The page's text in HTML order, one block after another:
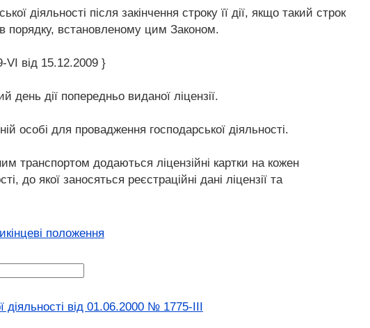
діяльності після закінчення строку її дії, якщо такий строк
в порядку, встановленому цим Законом.
VI від 15.12.2009 }
день дії попередньо виданої ліцензії.
особі для провадження господарської діяльності.
транспортом додаються ліцензійні картки на кожен
до якої заносяться реєстраційні дані ліцензії та
положення
діяльності вiд 01.06.2000 № 1775-III